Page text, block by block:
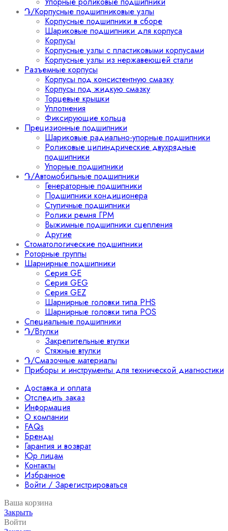
Դ/Корпусные подшипниковые узлы
Корпусные подшипники в сборе
Шариковые подшипники для корпуса
Корпусы
Корпусные узлы с пластиковыми корпусами
Корпусные узлы из нержавеющей стали
Разъемные корпусы
Корпусы под консистентную смазку
Корпусы под жидкую смазку
Торцевые крышки
Уплотнения
Фиксирующие кольца
Прецизионные подшипники
Шариковые радиально-упорные подшипники
Роликовые цилиндрические двухрядные
подшипники
Упорные подшипники
Դ/Автомобильные подшипники
Генераторные подшипники
Подшипники кондиционера
Ступичные подшипники
Ролики ремня ГРМ
Выжимные подшипники сцепления
Другие
Стоматологические подшипники
Роторные группы
Шарнирные подшипники
Серия GE
Серия GEG
Серия GEZ
Шарнирные головки типа PHS
Шарнирные головки типа POS
Специальные подшипники
Դ/Втулки
Закрепительные втулки
Стяжные втулки
Դ/Смазочные материалы
Приборы и инструменты для технической диагностики
Доставка и оплата
Отследить заказ
Информация
О компании
FAQs
Бренды
Гарантия и возврат
Юр лицам
Контакты
Избранное
Войти / Зарегистрироваться
Ваша корзина
Закрыть
Войти